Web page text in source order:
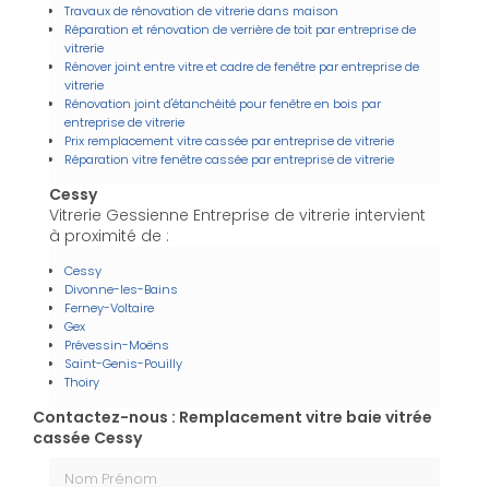
Travaux de rénovation de vitrerie dans maison
Réparation et rénovation de verrière de toit par entreprise de
vitrerie
Rénover joint entre vitre et cadre de fenêtre par entreprise de
vitrerie
Rénovation joint d'étanchéité pour fenêtre en bois par
entreprise de vitrerie
Prix remplacement vitre cassée par entreprise de vitrerie
Réparation vitre fenêtre cassée par entreprise de vitrerie
Cessy
Vitrerie Gessienne Entreprise de vitrerie intervient
à proximité de :
Cessy
Divonne-les-Bains
Ferney-Voltaire
Gex
Prévessin-Moëns
Saint-Genis-Pouilly
Thoiry
Contactez-nous : Remplacement vitre baie vitrée
cassée Cessy